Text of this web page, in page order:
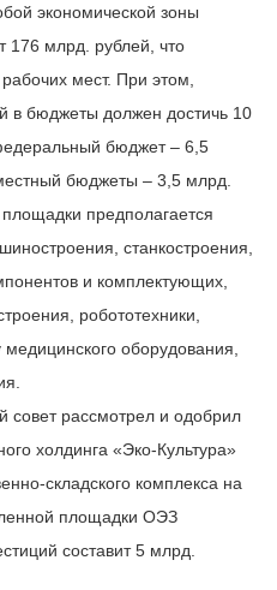
экономической зоны
176 млрд. рублей, что
мест. При этом,
в бюджеты должен достичь 10
бюджет – 6,5
бюджеты – 3,5 млрд.
предполагается
станкостроения,
и комплектующих,
робототехники,
оборудования,
совет рассмотрел и одобрил
холдинга «Эко-Культура»
складского комплекса на
площадки ОЭЗ
составит 5 млрд.